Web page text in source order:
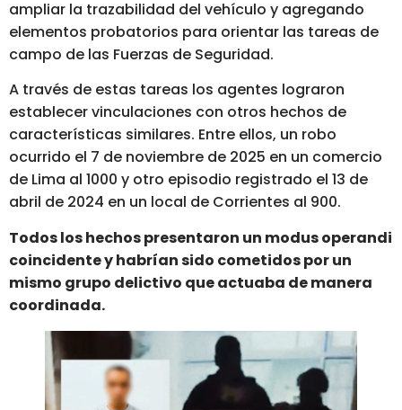
ampliar la trazabilidad del vehículo y agregando
elementos probatorios para orientar las tareas de
campo de las Fuerzas de Seguridad.
A través de estas tareas los agentes lograron
establecer vinculaciones con otros hechos de
características similares. Entre ellos, un robo
ocurrido el 7 de noviembre de 2025 en un comercio
de Lima al 1000 y otro episodio registrado el 13 de
abril de 2024 en un local de Corrientes al 900.
Todos los hechos presentaron un modus operandi
coincidente y habrían sido cometidos por un
mismo grupo delictivo que actuaba de manera
coordinada.